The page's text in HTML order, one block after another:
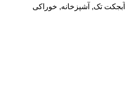
آبجکت تک, آشپزخانه, خوراکی